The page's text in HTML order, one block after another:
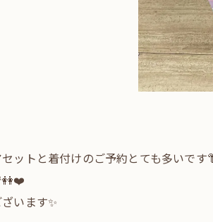
ットと着付けのご予約とても多いです
👭❤️
います✨